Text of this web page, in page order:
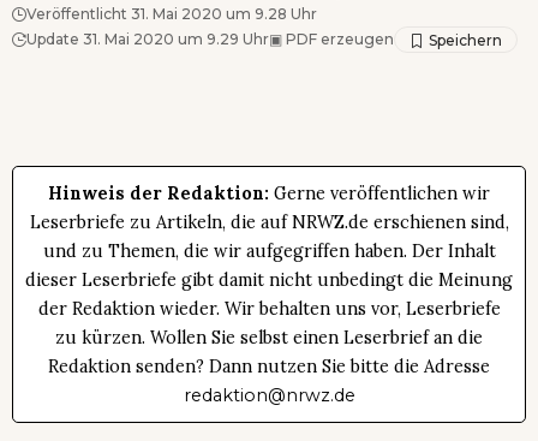
Veröffentlicht 31. Mai 2020 um 9.28 Uhr
Update 31. Mai 2020 um 9.29 Uhr▣ PDF erzeugen
Hinweis der Redaktion: Gerne veröffentlichen wir
Leserbriefe zu Artikeln, die auf NRWZ.de erschienen sind,
und zu Themen, die wir aufgegriffen haben. Der Inhalt
dieser Leserbriefe gibt damit nicht unbedingt die Meinung
der Redaktion wieder. Wir behalten uns vor, Leserbriefe
zu kürzen. Wollen Sie selbst einen Leserbrief an die
Redaktion senden? Dann nutzen Sie bitte die Adresse
redaktion@nrwz.de